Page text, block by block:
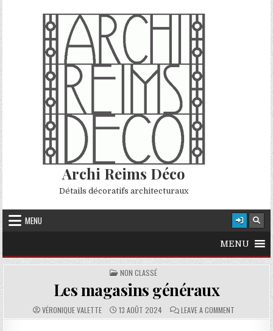
Skip to content
Archi Reims Déco
Détails décoratifs architecturaux
MENU
MENU
POSTED IN
NON CLASSÉ
Les magasins généraux
AUTHOR:
VÉRONIQUE VALETTE PUBLISHED DATE:
13 AOÛT 2024 COMMENTS:
LEAVE A COMMENTON LES